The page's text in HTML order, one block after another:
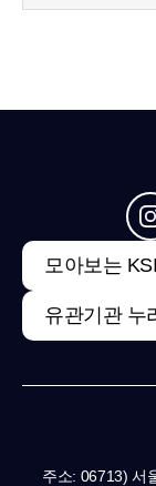
모아보는
유관기관 누
주소: 06713) 서